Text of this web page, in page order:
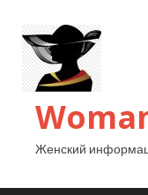
Женский